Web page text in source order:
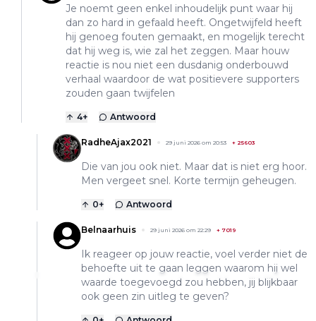
Je noemt geen enkel inhoudelijk punt waar hij
dan zo hard in gefaald heeft. Ongetwijfeld heeft
hij genoeg fouten gemaakt, en mogelijk terecht
dat hij weg is, wie zal het zeggen. Maar houw
reactie is nou niet een dusdanig onderbouwd
verhaal waardoor de wat positievere supporters
zouden gaan twijfelen
4+ Antwoord
RadheAjax2021 29 juni 2026 om 20:53 + 25603
Die van jou ook niet. Maar dat is niet erg hoor.
Men vergeet snel. Korte termijn geheugen.
0+ Antwoord
Belnaarhuis 29 juni 2026 om 22:29 + 7019
Ik reageer op jouw reactie, voel verder niet de
behoefte uit te gaan leggen waarom hij wel
waarde toegevoegd zou hebben, jij blijkbaar
ook geen zin uitleg te geven?